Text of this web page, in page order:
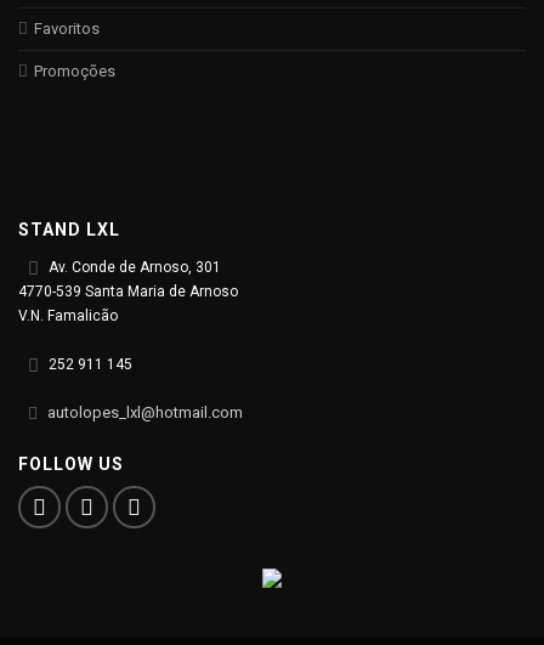
Favoritos
Promoções
STAND LXL
Av. Conde de Arnoso, 301
4770-539 Santa Maria de Arnoso
V.N. Famalicão
252 911 145
autolopes_lxl@hotmail.com
FOLLOW US